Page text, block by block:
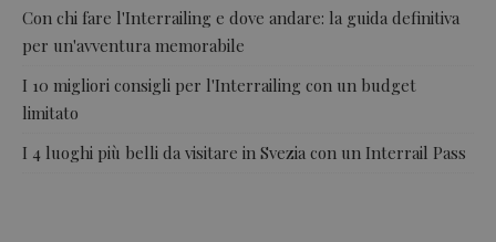
Con chi fare l'Interrailing e dove andare: la guida definitiva
per un'avventura memorabile
I 10 migliori consigli per l'Interrailing con un budget
limitato
I 4 luoghi più belli da visitare in Svezia con un Interrail Pass